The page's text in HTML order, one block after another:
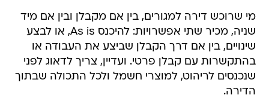
מי שרוכש דירה למגורים, בין אם מקבלן ובין אם מיד
שניה, מכיר שתי אפשרויות: להיכנס As is, או לבצע
שינויים, בין אם דרך הקבלן שביצע את העבודה או
בהתקשרות עם קבלן פרטי. ועדיין, צריך לדאוג לפני
שנכנסים לריהוט, למוצרי חשמל ולכל התכולה שבתוך
הדירה.